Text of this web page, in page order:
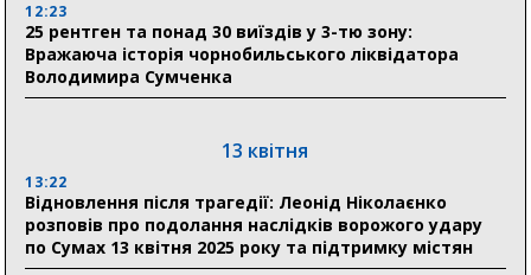
30 липня
19:38
Сумська клінічна лікарня Святого Пантелеймона
Олексій Романько долучився до обговорення Плану
стійкості Сумщини з Прем’єр-міністром
18:11
12:23
25 рентген та понад 30 виїздів у 3-тю зону:
Вражаюча історія чорнобильського ліквідатора
Володимира Сумченка
13 квітня
13:22
Відновлення після трагедії: Леонід Ніколаєнко
розповів про подолання наслідків ворожого удару
по Сумах 13 квітня 2025 року та підтримку містян